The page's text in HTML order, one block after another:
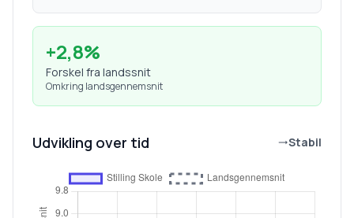
+2,8%
Forskel fra landssnit
Omkring landsgennemsnit
Udvikling over tid Stabil